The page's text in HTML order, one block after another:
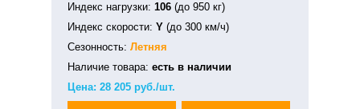
Индекс нагрузки: 106 (до 950 кг)
Индекс скорости: Y (до 300 км/ч)
Сезонность: Летняя
Наличие товара: есть в наличии
Цена: 28 205 руб./шт.